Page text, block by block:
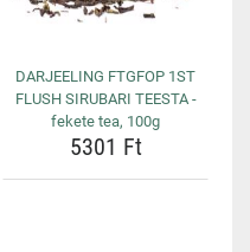
DARJEELING FTGFOP 1ST
FLUSH SIRUBARI TEESTA -
fekete tea, 100g
5301 Ft